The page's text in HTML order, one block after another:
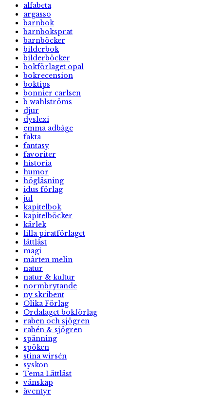
alfabeta
argasso
barnbok
barnboksprat
barnböcker
bilderbok
bilderböcker
bokförlaget opal
bokrecension
boktips
bonnier carlsen
b wahlströms
djur
dyslexi
emma adbåge
fakta
fantasy
favoriter
historia
humor
högläsning
idus förlag
jul
kapitelbok
kapitelböcker
kärlek
lilla piratförlaget
lättläst
magi
mårten melin
natur
natur & kultur
normbrytande
ny skribent
Olika Förlag
Ordalaget bokförlag
raben och sjögren
rabén & sjögren
spänning
spöken
stina wirsén
syskon
Tema Lättläst
vänskap
äventyr